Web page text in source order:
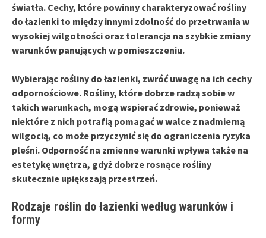
światła. Cechy, które powinny charakteryzować rośliny
do łazienki to między innymi zdolność do przetrwania w
wysokiej wilgotności oraz tolerancja na szybkie zmiany
warunków panujących w pomieszczeniu.
Wybierając rośliny do łazienki, zwróć uwagę na ich cechy
odpornościowe. Rośliny, które dobrze radzą sobie w
takich warunkach, mogą wspierać zdrowie, ponieważ
niektóre z nich potrafią pomagać w walce z nadmierną
wilgocią, co może przyczynić się do ograniczenia ryzyka
pleśni. Odporność na zmienne warunki wpływa także na
estetykę wnętrza, gdyż dobrze rosnące rośliny
skutecznie upiększają przestrzeń.
Rodzaje roślin do łazienki według warunków i
formy